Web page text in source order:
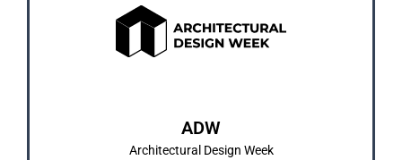
ADW
Architectural Design Week
IMARTA dan SKETSA sebagai bentuk pembelajaran
dan pengenalan karya mahasiswa/i.